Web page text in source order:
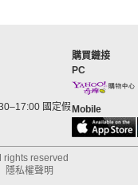
國定假
購買鏈接
PC
Mobile
rights reserved
隱私權聲明